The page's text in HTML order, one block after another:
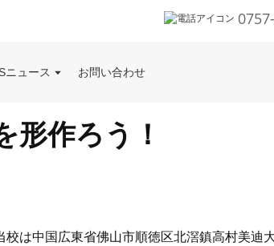
ニュース お問い合わせ
形作ろう！
は中国広東省佛山市順徳区北滘鎮高村美迪